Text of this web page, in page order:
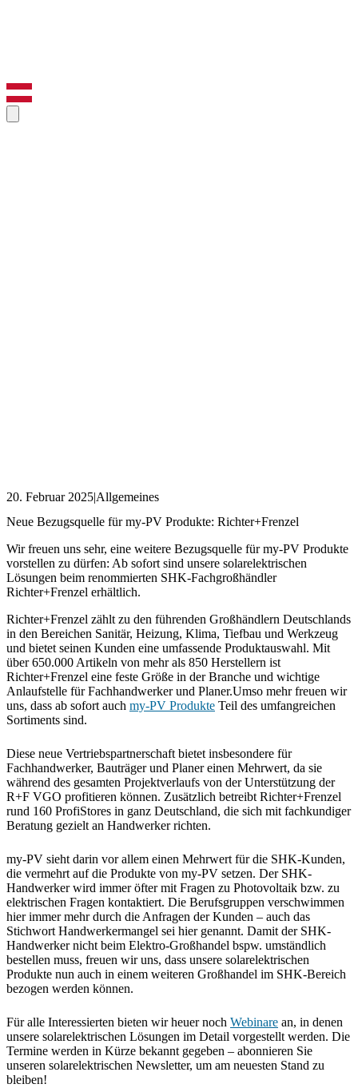
20. Februar 2025|Allgemeines
Neue Bezugsquelle für my-PV Produkte: Richter+Frenzel
Wir freuen uns sehr, eine weitere Bezugsquelle für my-PV Produkte
vorstellen zu dürfen: Ab sofort sind unsere solarelektrischen
Lösungen beim renommierten SHK-Fachgroßhändler
Richter+Frenzel erhältlich.
Richter+Frenzel zählt zu den führenden Großhändlern Deutschlands
in den Bereichen Sanitär, Heizung, Klima, Tiefbau und Werkzeug
und bietet seinen Kunden eine umfassende Produktauswahl. Mit
über 650.000 Artikeln von mehr als 850 Herstellern ist
Richter+Frenzel eine feste Größe in der Branche und wichtige
Anlaufstelle für Fachhandwerker und Planer.Umso mehr freuen wir
uns, dass ab sofort auch my-PV Produkte Teil des umfangreichen
Sortiments sind.
Diese neue Vertriebspartnerschaft bietet insbesondere für
Fachhandwerker, Bauträger und Planer einen Mehrwert, da sie
während des gesamten Projektverlaufs von der Unterstützung der
R+F VGO profitieren können. Zusätzlich betreibt Richter+Frenzel
rund 160 ProfiStores in ganz Deutschland, die sich mit fachkundiger
Beratung gezielt an Handwerker richten.
my-PV sieht darin vor allem einen Mehrwert für die SHK-Kunden,
die vermehrt auf die Produkte von my-PV setzen. Der SHK-
Handwerker wird immer öfter mit Fragen zu Photovoltaik bzw. zu
elektrischen Fragen kontaktiert. Die Berufsgruppen verschwimmen
hier immer mehr durch die Anfragen der Kunden – auch das
Stichwort Handwerkermangel sei hier genannt. Damit der SHK-
Handwerker nicht beim Elektro-Großhandel bspw. umständlich
bestellen muss, freuen wir uns, dass unsere solarelektrischen
Produkte nun auch in einem weiteren Großhandel im SHK-Bereich
bezogen werden können.
Für alle Interessierten bieten wir heuer noch Webinare an, in denen
unsere solarelektrischen Lösungen im Detail vorgestellt werden. Die
Termine werden in Kürze bekannt gegeben – abonnieren Sie
unseren solarelektrischen Newsletter, um am neuesten Stand zu
bleiben!